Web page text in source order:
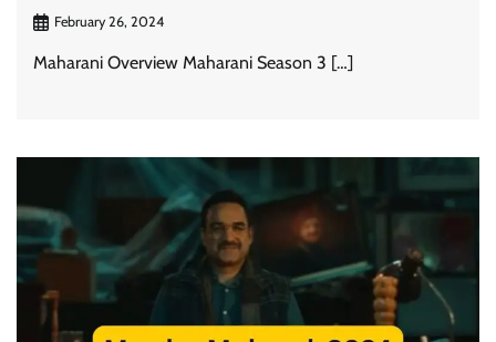
February 26, 2024
Maharani Overview Maharani Season 3 […]